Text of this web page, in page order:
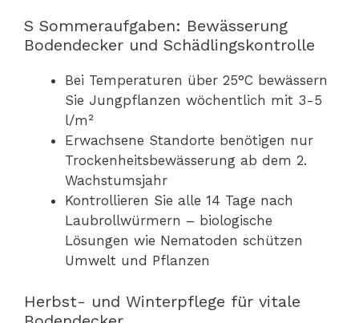
S Sommeraufgaben: Bewässerung
Bodendecker und Schädlingskontrolle
Bei Temperaturen über 25°C bewässern
Sie Jungpflanzen wöchentlich mit 3-5
l/m²
Erwachsene Standorte benötigen nur
Trockenheitsbewässerung ab dem 2.
Wachstumsjahr
Kontrollieren Sie alle 14 Tage nach
Laubrollwürmern – biologische
Lösungen wie Nematoden schützen
Umwelt und Pflanzen
Herbst- und Winterpflege für vitale